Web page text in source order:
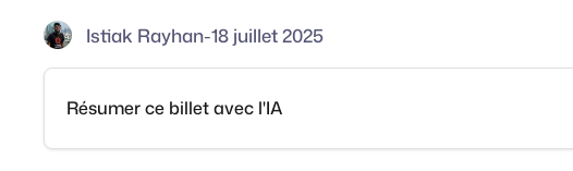
Istiak Rayhan-18 juillet 2025
Résumer ce billet avec l'IA